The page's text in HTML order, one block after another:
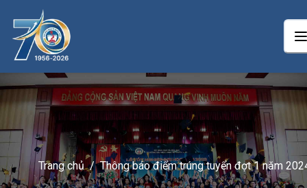
Trang chủ / Thông báo điểm trúng tuyển đợt 1 năm